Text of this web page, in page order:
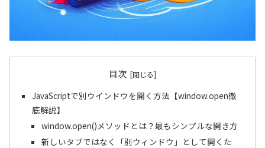
目次
JavaScriptで別ウインドウを開く方法【window.open徹
底解説】
window.open()メソッドとは？最もシンプルな開き方
新しいタブではなく「別ウィンドウ」として開くた